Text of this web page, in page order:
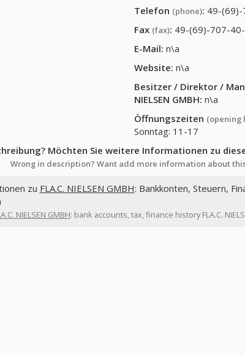
Telefon (phone): 49-
Fax (fax): 49-(69)-707-40-
E-Mail: n\a
Website: n\a
Besitzer / Direktor /
NIELSEN GMBH: n\a
Öffnungszeiten (opening
Sonntag: 11-17
Möchten Sie weitere Informationen zu
Wrong in description? Want add more information about
zu FLA.C. NIELSEN GMBH: Bankkonten, Steuern,
NIELSEN GMBH: bank accounts, tax, finance history FLA.C.